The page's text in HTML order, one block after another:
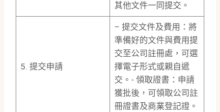
其他文件一同提交。
5. 提交申請
– 提交文件及費用：將
準備好的文件與費用提
交至公司註冊處，可選
擇電子形式或親自遞
交。- 領取證書：申請
獲批後，可領取公司註
冊證書及商業登記證。